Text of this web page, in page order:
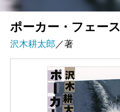
ポーカー・フェース
沢木耕太郎 ／著